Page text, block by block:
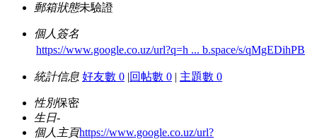
郵箱狀態未驗證
個人簽名
https://www.google.co.uz/url?q=h ... b.space/s/qMgEDihPB
統計信息 好友數 0 |回帖數 0 | 主題數 0
性別保密
生日-
個人主頁https://www.google.co.uz/url?